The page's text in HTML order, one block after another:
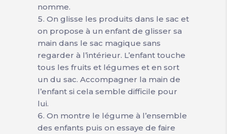
nomme.
On glisse les produits dans le sac et
on propose à un enfant de glisser sa
main dans le sac magique sans
regarder à l’intérieur. L’enfant touche
tous les fruits et légumes et en sort
un du sac. Accompagner la main de
l’enfant si cela semble difficile pour
lui.
On montre le légume à l’ensemble
des enfants puis on essaye de faire